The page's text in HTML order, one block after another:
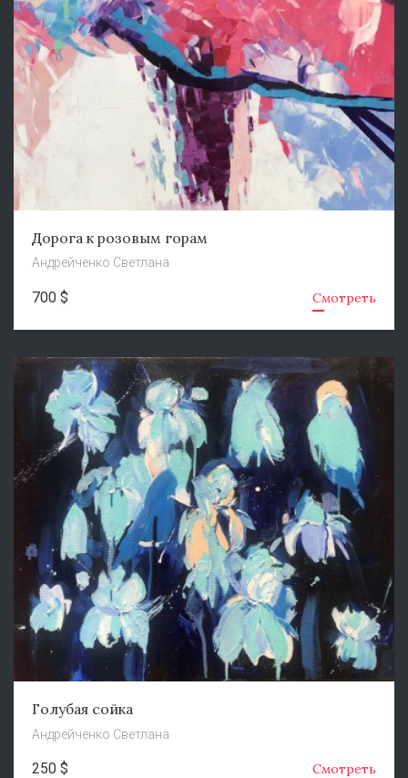
Дорога к розовым горам
Андрейченко Светлана
700 $ Смотреть
Голубая сойка
Андрейченко Светлана
250 $ Смотреть